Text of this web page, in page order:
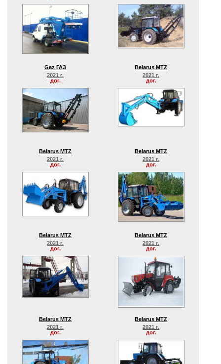
Gaz ГАЗ
2021 г.
дог.
Belarus MTZ
2021 г.
дог.
Belarus MTZ
2021 г.
дог.
Belarus MTZ
2021 г.
дог.
Belarus MTZ
2021 г.
дог.
Belarus MTZ
2021 г.
дог.
Belarus MTZ
2021 г.
дог.
Belarus MTZ
2021 г.
дог.